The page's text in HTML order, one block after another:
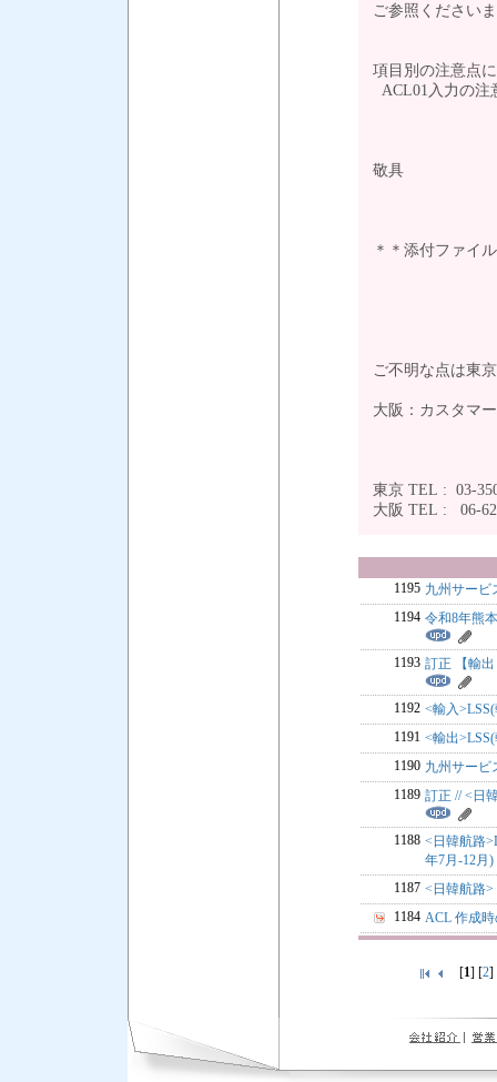
ご参照ください
項目別の注意点
ACL01入力の注
敬具
＊＊添付ファイ
ご不明な点は東
大阪：カスタマ
東京 TEL : 03-
大阪 TEL : 06-
1195 九州サービ
1194 令和8年熊
1193 訂正 【輸
1192 <輸入
1191 <輸出
1190 九州サービ
1189 訂正 // <日
1188 <日韓航路
年7月-12月)
1187 <日韓航路>
1184 ACL 作成
[1] [2]